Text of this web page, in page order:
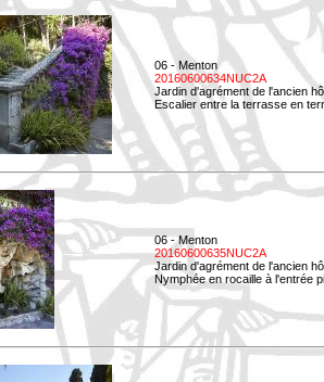
06 - Menton
20160600634NUC2A
Jardin d'agrément de l'ancien
Escalier entre la terrasse en
06 - Menton
20160600635NUC2A
Jardin d'agrément de l'ancien
Nymphée en rocaille à l'entrée